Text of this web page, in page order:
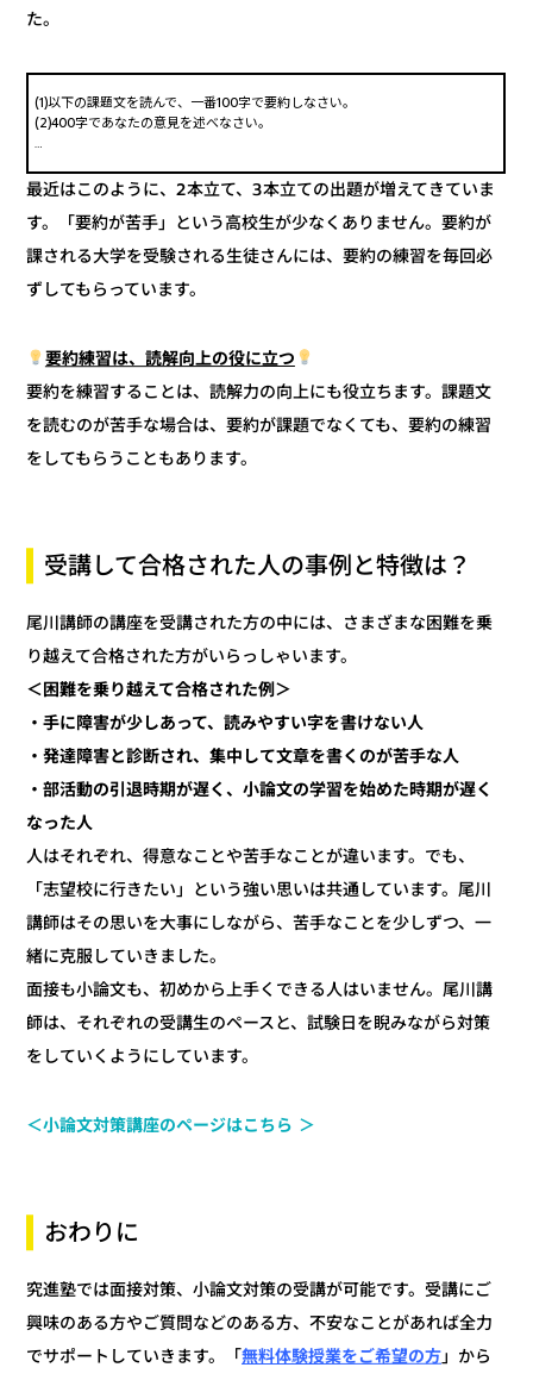
た。
(1)以下の課題文を読んで、一番100字で要約しなさい。
(2)400字であなたの意見を述べなさい。
…
最近はこのように、2本立て、3本立ての出題が増えてきていま
す。「要約が苦手」という高校生が少なくありません。要約が
課される大学を受験される生徒さんには、要約の練習を毎回必
ずしてもらっています。
要約練習は、読解向上の役に立つ
要約を練習することは、読解力の向上にも役立ちます。課題文
を読むのが苦手な場合は、要約が課題でなくても、要約の練習
をしてもらうこともあります。
受講して合格された人の事例と特徴は？
尾川講師の講座を受講された方の中には、さまざまな困難を乗
り越えて合格された方がいらっしゃいます。
＜困難を乗り越えて合格された例＞
・手に障害が少しあって、読みやすい字を書けない人
・発達障害と診断され、集中して文章を書くのが苦手な人
・部活動の引退時期が遅く、小論文の学習を始めた時期が遅く
なった人
人はそれぞれ、得意なことや苦手なことが違います。でも、
「志望校に行きたい」という強い思いは共通しています。尾川
講師はその思いを大事にしながら、苦手なことを少しずつ、一
緒に克服していきました。
面接も小論文も、初めから上手くできる人はいません。尾川講
師は、それぞれの受講生のペースと、試験日を睨みながら対策
をしていくようにしています。
＜小論文対策講座のページはこちら ＞
おわりに
究進塾では面接対策、小論文対策の受講が可能です。受講にご
興味のある方やご質問などのある方、不安なことがあれば全力
でサポートしていきます。「無料体験授業をご希望の方」から